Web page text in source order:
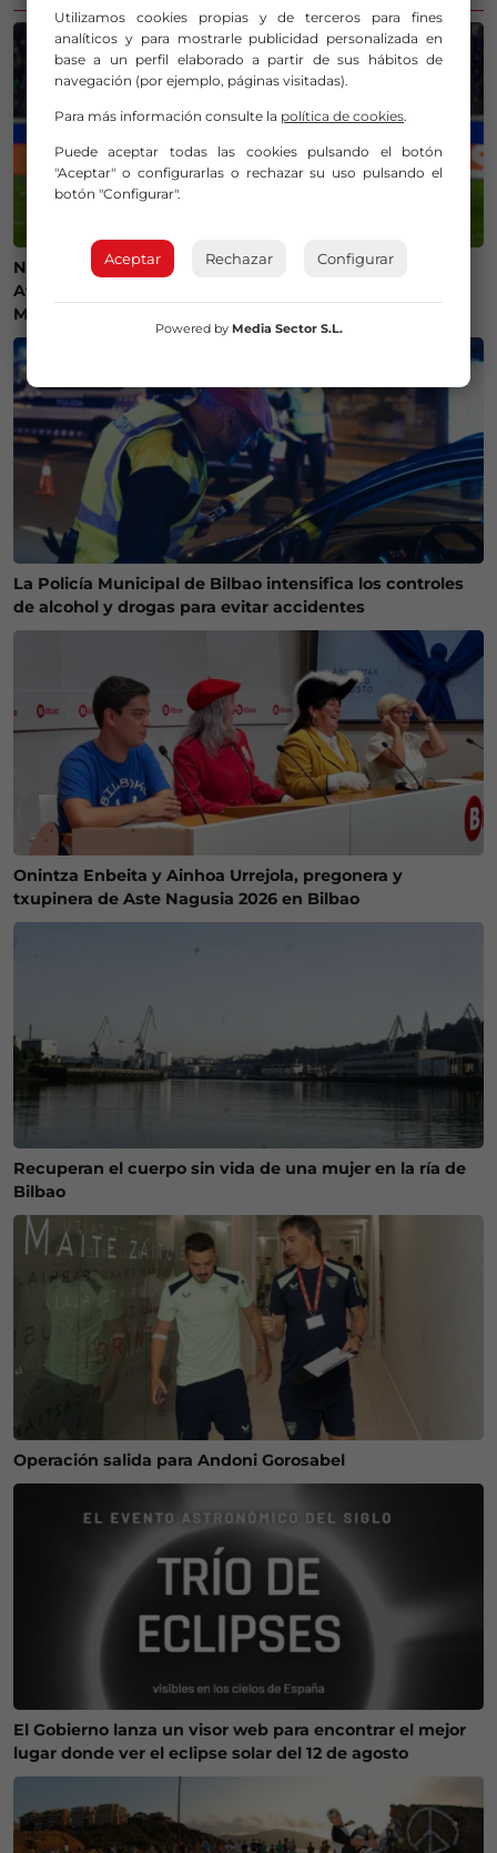
Ni camisetas ni bufandas: prohibidos los símbolos del
Athletic Club en el amistoso ante el Olympique de
Marsella
La Policía Municipal de Bilbao intensifica los controles
de alcohol y drogas para evitar accidentes
Onintza Enbeita y Ainhoa Urrejola, pregonera y
txupinera de Aste Nagusia 2026 en Bilbao
Recuperan el cuerpo sin vida de una mujer en la ría de
Bilbao
Operación salida para Andoni Gorosabel
El Gobierno lanza un visor web para encontrar el mejor
lugar donde ver el eclipse solar del 12 de agosto
Utilizamos cookies propias y de terceros para fines
analíticos y para mostrarle publicidad personalizada en
base a un perfil elaborado a partir de sus hábitos de
navegación (por ejemplo, páginas visitadas).
Para más información consulte la política de cookies.
Puede aceptar todas las cookies pulsando el botón
"Aceptar" o configurarlas o rechazar su uso pulsando el
botón "Configurar".
Aceptar Rechazar Configurar
Powered by Media Sector S.L.